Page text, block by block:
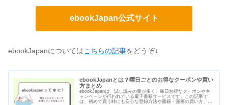
ebookJapan公式サイト
ebookJapanについてはこちらの記事をどうぞ↓
ebookJapanとは？曜日ごとのお得なクーポンや買い
方まとめ
ebookJapanは、試し読みの量が多く、毎日お得なクーポンやキ
ャンペーンが行われている電子書籍サービスです。この記事で
は、初めて買う時にも安心な登録方法や書籍・漫画の買い方、曜